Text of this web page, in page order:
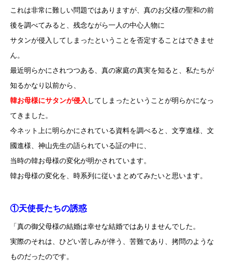
これは非常に難しい問題ではありますが、真のお父様の聖和の前
後を調べてみると、残念ながら一人の中心人物に
サタンが侵入してしまったということを否定することはできませ
ん。
最近明らかにされつつある、真の家庭の真実を知ると、私たちが
知るかなり以前から、
韓お母様にサタンが侵入 してしまったということが明らかになっ
てきました。
今ネット上に明らかにされている資料を調べると、文亨進様、文
國進様、神山先生の語られている証の中に、
当時の韓お母様の変化が明かされています。
韓お母様の変化を、時系列に従いまとめてみたいと思います。
①天使長たちの誘惑
「真の御父母様の結婚は幸せな結婚ではありませんでした。
実際のそれは、ひどい苦しみが伴う、苦難であり、拷問のような
ものだったのです。